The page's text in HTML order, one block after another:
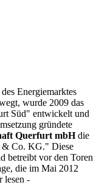
Energiemarktes
wurde 2009 das
Süd" entwickelt und
gründete
Querfurt mbHdie
& Co. KG." Diese
betreibt vor den Toren
die im Mai 2012
lesen -